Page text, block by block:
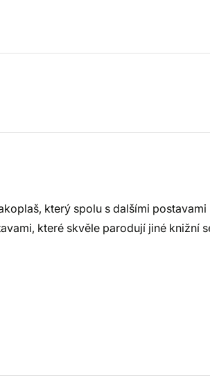
který spolu s dalšími postavami
které skvěle parodují jiné knižní